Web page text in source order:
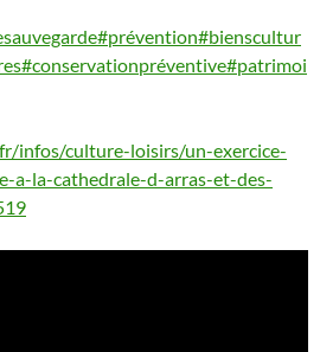
#prévention#bienscultur
#conservationpréventive#patrimoi
infos/culture-loisirs/un-exercice-
a-la-cathedrale-d-arras-et-des-